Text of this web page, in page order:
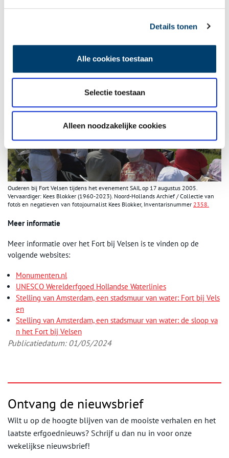
Details tonen
Alle cookies toestaan
Selectie toestaan
Alleen noodzakelijke cookies
Ouderen bij Fort Velsen tijdens het evenement SAIL op 17 augustus 2005.
Vervaardiger: Kees Blokker (1960-2023). Noord-Hollands Archief / Collectie van
foto’s en negatieven van fotojournalist Kees Blokker, Inventarisnummer 2358.
Meer informatie
Meer informatie over het Fort bij Velsen is te vinden op de
volgende websites:
Monumenten.nl
UNESCO Werelderfgoed Hollandse Waterlinies
Stelling van Amsterdam, een stadsmuur van water: Fort bij Vels
en
Stelling van Amsterdam, een stadsmuur van water: de sloop va
n het Fort bij Velsen
Publicatiedatum: 01/05/2024
Ontvang de nieuwsbrief
Wilt u op de hoogte blijven van de mooiste verhalen en het
laatste erfgoednieuws? Schrijf u dan nu in voor onze
wekelijkse nieuwsbrief!